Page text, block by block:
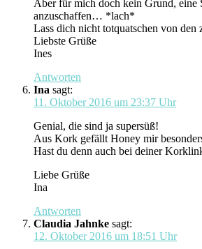
Aber für mich doch kein Grund, eine
anzuschaffen… *lach*
Lass dich nicht totquatschen von den
Liebste Grüße
Ines
Antworten
Ina sagt:
11. Oktober 2016 um 23:37 Uhr
Genial, die sind ja supersüß!
Aus Kork gefällt Honey mir
Hast du denn auch bei deiner
Liebe Grüße
Ina
Antworten
Claudia Jahnke sagt:
12. Oktober 2016 um 18:51 Uhr